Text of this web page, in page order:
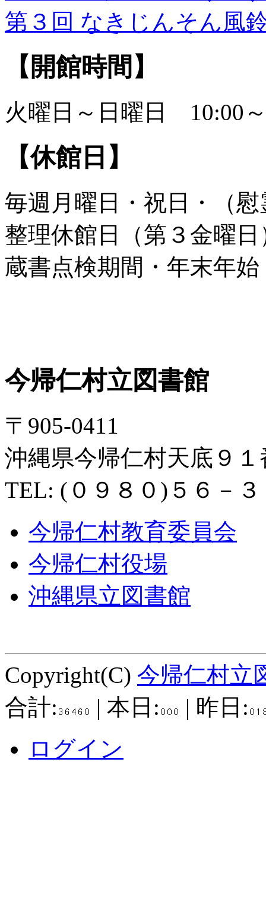
第３回 なきじんそん風
【開館時間】
火曜日～日曜日 10:00
【休館日】
毎週月曜日・祝日・（
整理休館日（第３金曜日
蔵書点検期間・年末年始
今帰仁村立図書館
〒905-0411
沖縄県今帰仁村天底９１
TEL: (０９８０)５６－
今帰仁村教育委員会
今帰仁村役場
沖縄県立図書館
Copyright(C) 今帰仁村立
合計:
| 本日:
| 昨日:
ログイン